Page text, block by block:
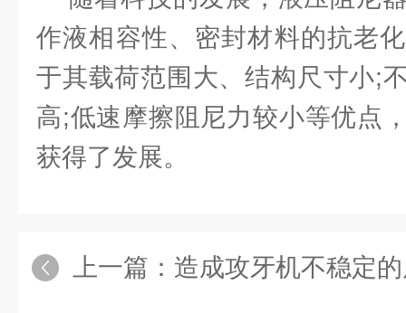
作液相容性、密封材料的抗老
于其载荷范围大、结构尺寸小;
高;低速摩擦阻尼力较小等优点
获得了发展。
上一篇： 造成攻牙机不稳定